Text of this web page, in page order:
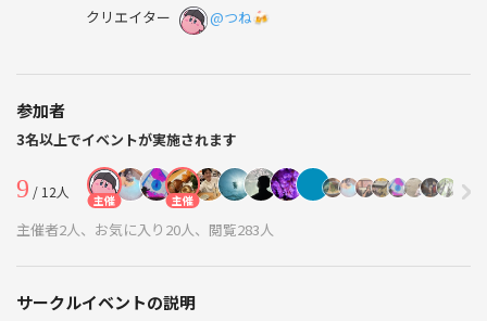
クリエイター
@つね🍻
参加者
3名以上でイベントが実施されます
9 / 12人 主催 主催
主催者2人、お気に入り20人、閲覧283人
サークルイベントの説明